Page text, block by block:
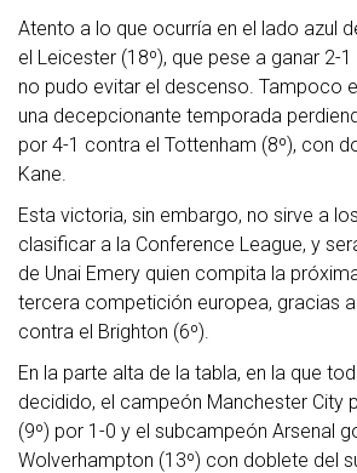
Atento a lo que ocurría en el lado azul
el Leicester (18º), que pese a ganar 2-
no pudo evitar el descenso. Tampoco
una decepcionante temporada
por 4-1 contra el Tottenham (8º), con
Kane.
Esta victoria, sin embargo, no sirve a
clasificar a la Conference League, y
de Unai Emery quien compita la
tercera competición europea, gracias
contra el Brighton (6º).
En la parte alta de la tabla, en la que
decidido, el campeón Manchester City
(9º) por 1-0 y el subcampeón Arsenal
Wolverhampton (13º) con doblete del